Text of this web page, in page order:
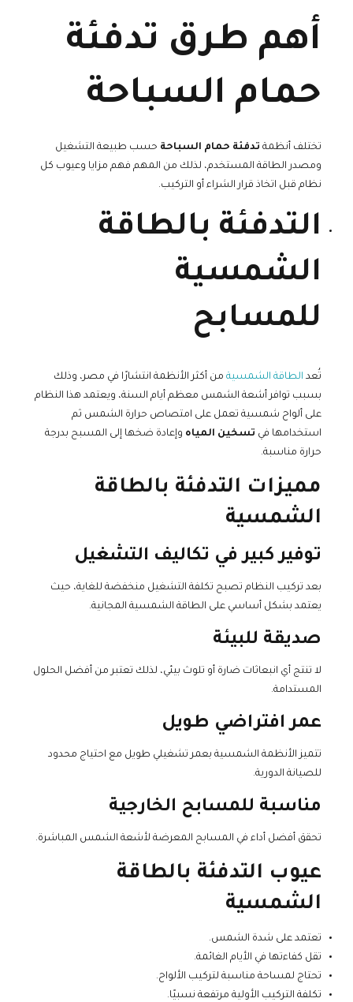
أهم طرق تدفئة
حمام السباحة
تختلف أنظمة تدفئة حمام السباحة حسب طبيعة التشغيل
ومصدر الطاقة المستخدم، لذلك من المهم فهم مزايا وعيوب كل
نظام قبل اتخاذ قرار الشراء أو التركيب.
التدفئة بالطاقة
الشمسية
للمسابح
تُعد الطاقة الشمسية من أكثر الأنظمة انتشارًا في مصر، وذلك
بسبب توافر أشعة الشمس معظم أيام السنة، ويعتمد هذا النظام
على ألواح شمسية تعمل على امتصاص حرارة الشمس ثم
استخدامها في تسخين المياه وإعادة ضخها إلى المسبح بدرجة
حرارة مناسبة.
مميزات التدفئة بالطاقة
الشمسية
توفير كبير في تكاليف التشغيل
بعد تركيب النظام تصبح تكلفة التشغيل منخفضة للغاية، حيث
يعتمد بشكل أساسي على الطاقة الشمسية المجانية.
صديقة للبيئة
لا تنتج أي انبعاثات ضارة أو تلوث بيئي، لذلك تعتبر من أفضل الحلول
المستدامة.
عمر افتراضي طويل
تتميز الأنظمة الشمسية بعمر تشغيلي طويل مع احتياج محدود
للصيانة الدورية.
مناسبة للمسابح الخارجية
تحقق أفضل أداء في المسابح المعرضة لأشعة الشمس المباشرة.
عيوب التدفئة بالطاقة
الشمسية
تعتمد على شدة الشمس.
تقل كفاءتها في الأيام الغائمة.
تحتاج لمساحة مناسبة لتركيب الألواح.
تكلفة التركيب الأولية مرتفعة نسبيًا.